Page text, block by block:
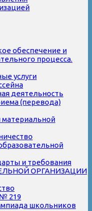
обеспечение и
процесса.
услуги
деятельность
(перевода)
и требования
ОРГАНИЗАЦИИ
219
школьников